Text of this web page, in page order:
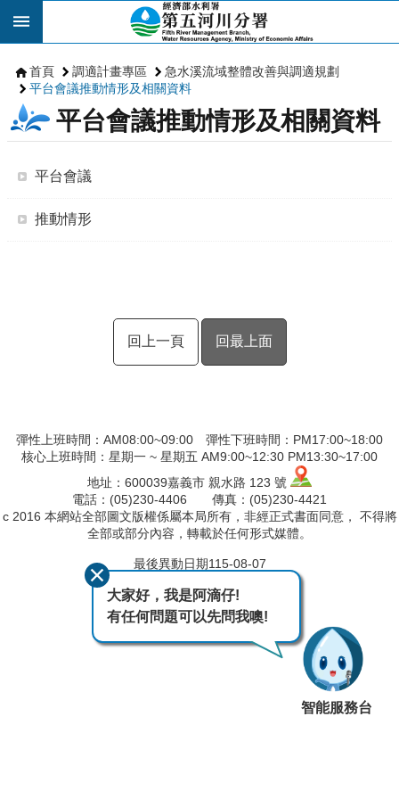
跳到主要內容區塊
首頁 調適計畫專區
急水溪流域整體改善與調適規劃
平台會議推動情形及相關資料
平台會議推動情形及相關資料
平台會議
推動情形
回上一頁 回最上面
彈性上班時間：AM08:00~09:00 彈性下班時間：PM17:00~18:00
核心上班時間：星期一 ~ 星期五 AM9:00~12:30 PM13:30~17:00
地址：600039嘉義市 親水路 123 號
電話：(05)230-4406 傳真：(05)230-4421
c 2016 本網站全部圖文版權係屬本局所有，非經正式書面同意， 不得將
全部或部分內容，轉載於任何形式媒體。
最後異動日期115-08-07
瀏覽人次 558
大家好，我是阿滴仔!
有任何問題可以先問我噢!
智能服務台